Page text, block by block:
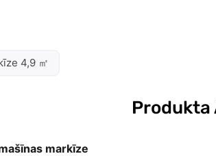
4,9 ㎡
Produkta
markīze